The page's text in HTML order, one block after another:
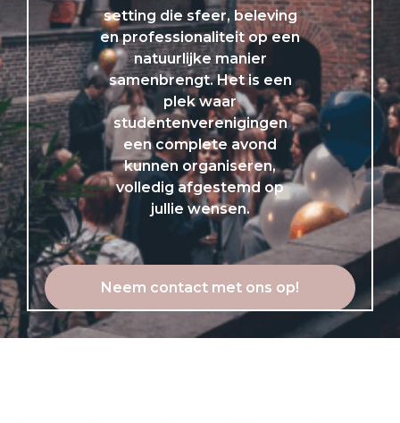
setting die sfeer, beleving
en professionaliteit op een
natuurlijke manier
samenbrengt. Het is een
plek waar
studentenverenigingen
een complete avond
kunnen organiseren,
volledig afgestemd op
jullie wensen.
Neem contact met ons op!